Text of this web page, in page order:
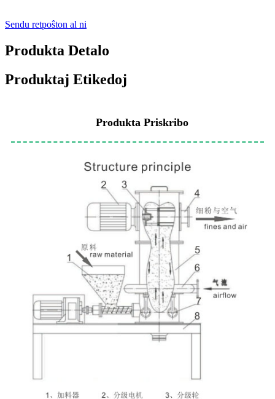
Sendu retpoŝton al ni
Produkta Detalo
Produktaj Etikedoj
Produkta Priskribo